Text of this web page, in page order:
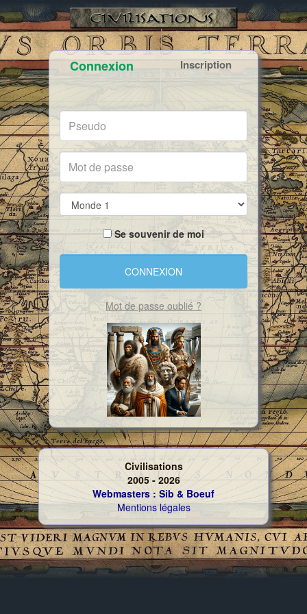
Connexion Inscription
Se souvenir de moi
Mot de passe oublié ?
Civilisations
2005 - 2026
Webmasters : Sib & Boeuf
Mentions légales